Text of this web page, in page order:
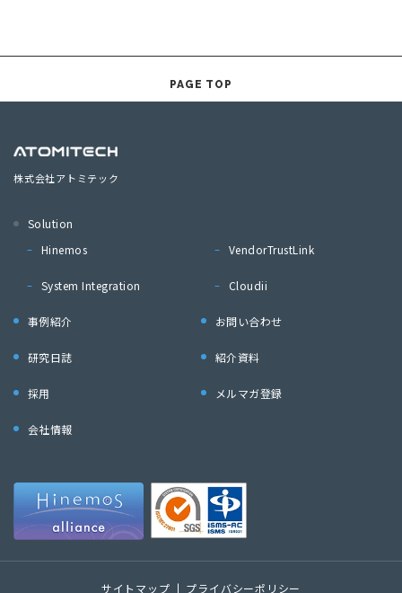
PAGE TOP
株式会社アトミテック
Solution
Hinemos
VendorTrustLink
System Integration Cloudii
事例紹介
研究日誌
採用
会社情報
お問い合わせ
紹介資料
メルマガ登録
サイトマップ プライバシーポリシー